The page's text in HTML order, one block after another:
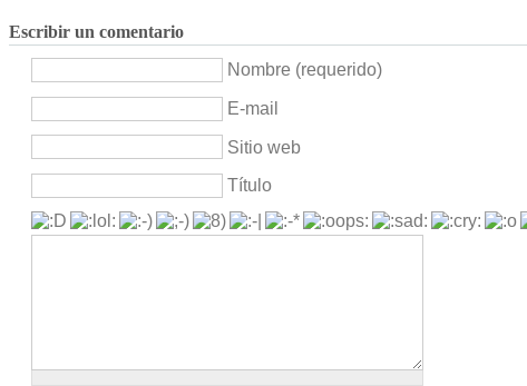
Escribir un comentario
Nombre (requerido)
E-mail
Sitio web
Título